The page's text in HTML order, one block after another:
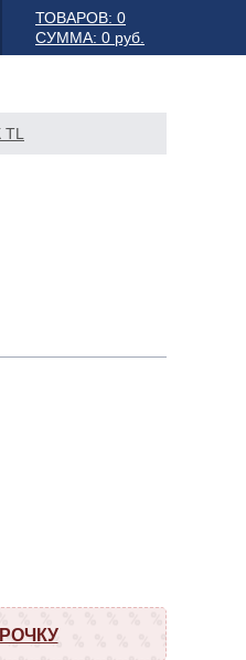
ТОВАРОВ: 0
СУММА: 0 руб.